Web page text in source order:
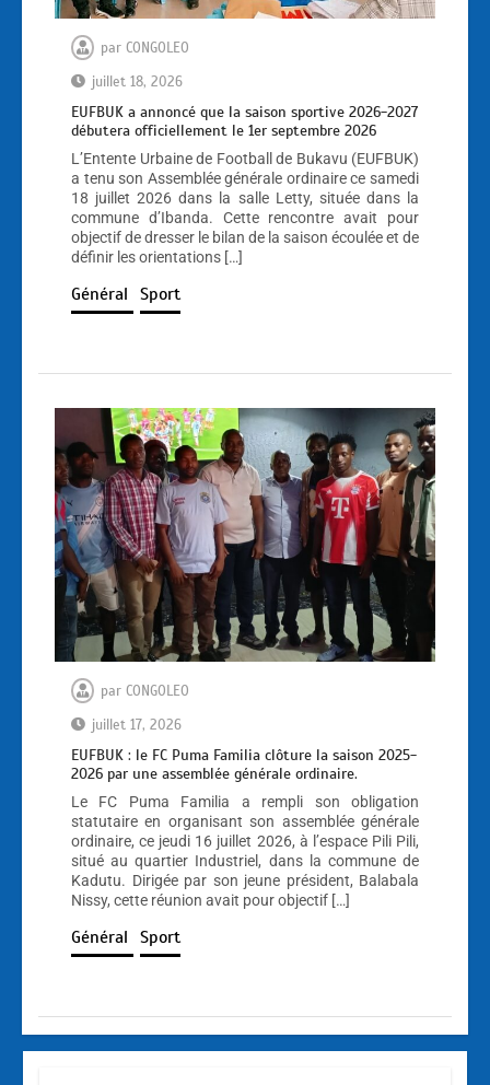
par CONGOLEO
juillet 18, 2026
EUFBUK a annoncé que la saison sportive 2026-2027
débutera officiellement le 1er septembre 2026
L’Entente Urbaine de Football de Bukavu (EUFBUK)
a tenu son Assemblée générale ordinaire ce samedi
18 juillet 2026 dans la salle Letty, située dans la
commune d’Ibanda. Cette rencontre avait pour
objectif de dresser le bilan de la saison écoulée et de
définir les orientations […]
Général Sport
par CONGOLEO
juillet 17, 2026
EUFBUK : le FC Puma Familia clôture la saison 2025-
2026 par une assemblée générale ordinaire.
Le FC Puma Familia a rempli son obligation
statutaire en organisant son assemblée générale
ordinaire, ce jeudi 16 juillet 2026, à l’espace Pili Pili,
situé au quartier Industriel, dans la commune de
Kadutu. Dirigée par son jeune président, Balabala
Nissy, cette réunion avait pour objectif […]
Général Sport